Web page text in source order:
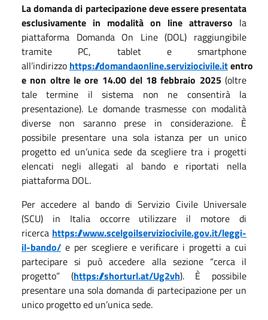
La domanda di partecipazione deve essere presentata
esclusivamente in modalità on line attraverso la
piattaforma Domanda On Line (DOL) raggiungibile
tramite PC, tablet e smartphone
all’indirizzo https://domandaonline.serviziocivile.itentro
e non oltre le ore 14.00 del 18 febbraio 2025(oltre
tale termine il sistema non ne consentirà la
presentazione). Le domande trasmesse con modalità
diverse non saranno prese in considerazione. È
possibile presentare una sola istanza per un unico
progetto ed un’unica sede da scegliere tra i progetti
elencati negli allegati al bando e riportati nella
piattaforma DOL.
Per accedere al bando di Servizio Civile Universale
(SCU) in Italia occorre utilizzare il motore di
ricerca https://www.scelgoilserviziocivile.gov.it/leggi-
il-bando/ e per scegliere e verificare i progetti a cui
partecipare si può accedere alla sezione “cerca il
progetto” (https://shorturl.at/Ug2vh). È possibile
presentare una sola domanda di partecipazione per un
unico progetto ed un’unica sede.